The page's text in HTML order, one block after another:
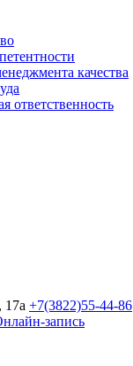
качества
ответственность
17а +7(3822)55-44-86
запись